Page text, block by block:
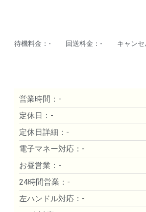
待機料金：- 回送料金：- キャン
営業時間：-
定休日：-
定休日詳細：-
電子マネー対応：-
お昼営業：-
24時間営業：-
左ハンドル対応：-